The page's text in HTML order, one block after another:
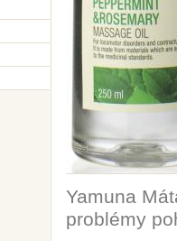
Yamuna
problémy